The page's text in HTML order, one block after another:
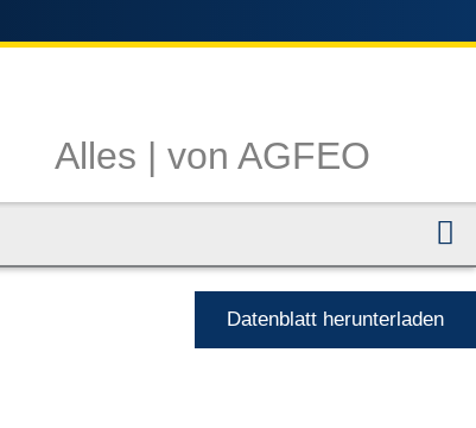
Alles | von AGFEO
Datenblatt herunterladen